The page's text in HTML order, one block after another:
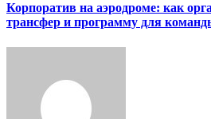
Корпоратив на аэродроме: как
трансфер и программу для